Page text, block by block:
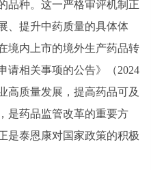
品种。这一严格审评机制正
、提升中药质量的具体体
境内上市的境外生产药品转
请相关事项的公告》（2024
高质量发展，提高药品可及
是药品监管改革的重要方
是泰恩康对国家政策的积极